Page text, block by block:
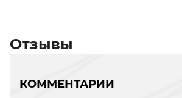
Отзывы
КОММЕНТАРИИ